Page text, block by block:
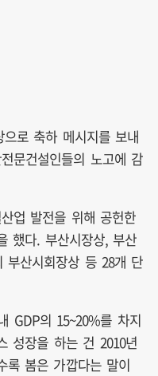
로 축하 메시지를 보내
문건설인들의 노고에 감
업 발전을 위해 공헌한
했다. 부산시장상, 부산
부산시회장상 등 28개 단
GDP의 15~20%를 차지
성장을 하는 건 2010년
록 봄은 가깝다는 말이